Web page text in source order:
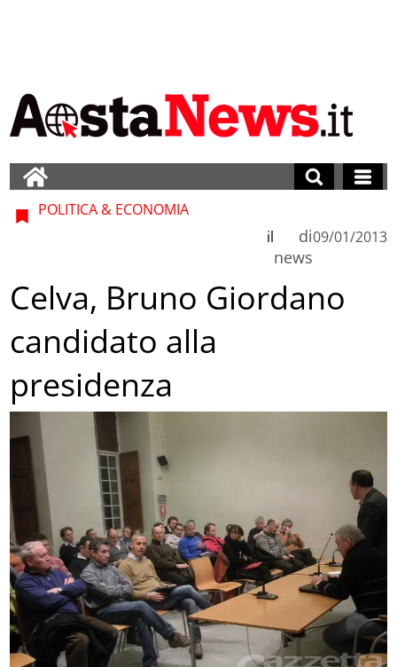
POLITICA & ECONOMIA
di
news
il 09/01/2013
Celva, Bruno Giordano
candidato alla
presidenza